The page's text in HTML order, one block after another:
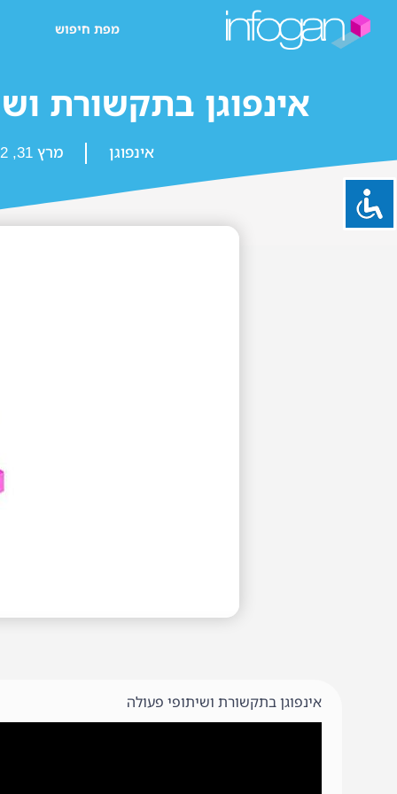
מפת חיפוש
אינפוגן בתקשורת
אינפוגן מרץ 31, 2022
אינפוגן בתקשורת ושיתופי פעולה